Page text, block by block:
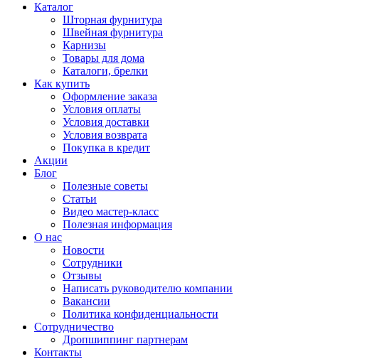
Каталог
Шторная фурнитура
Швейная фурнитура
Карнизы
Товары для дома
Каталоги, брелки
Как купить
Оформление заказа
Условия оплаты
Условия доставки
Условия возврата
Покупка в кредит
Акции
Блог
Полезные советы
Статьи
Видео мастер-класс
Полезная информация
О нас
Новости
Сотрудники
Отзывы
Написать руководителю компании
Вакансии
Политика конфиденциальности
Сотрудничество
Дропшиппинг партнерам
Контакты